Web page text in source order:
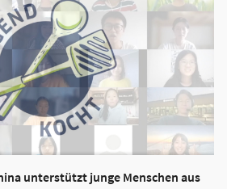
unterstützt junge Menschen aus